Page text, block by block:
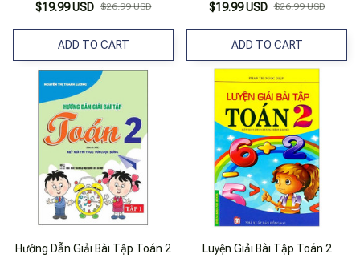
$19.99 USD $26.99 USD
ADD TO CART
$19.99 USD $26.99 USD
ADD TO CART
Hướng Dẫn Giải Bài Tập Toán 2
Luyện Giải Bài Tập Toán 2